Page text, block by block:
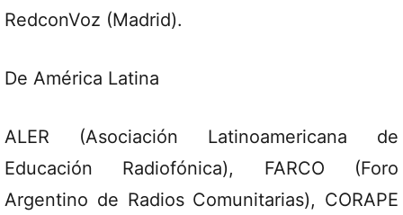
RedconVoz (Madrid).
De América Latina
ALER (Asociación Latinoamericana de
Educación Radiofónica), FARCO (Foro
Argentino de Radios Comunitarias), CORAPE